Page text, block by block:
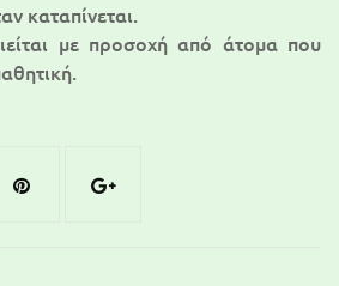
καταπίνεται.
με προσοχή από άτομα που